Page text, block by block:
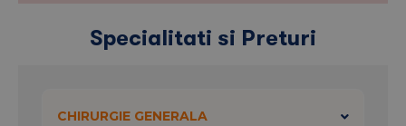
Specialitati si Preturi
CHIRURGIE GENERALA